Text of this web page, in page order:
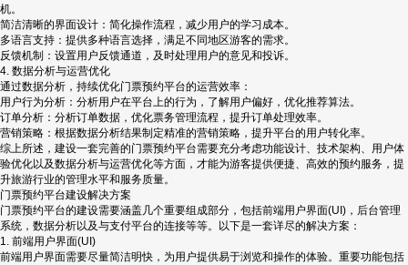
机。
简洁清晰的界面设计：简化操作流程，减少用户的学习成本。
多语言支持：提供多种语言选择，满足不同地区游客的需求。
反馈机制：设置用户反馈通道，及时处理用户的意见和投诉。
4. 数据分析与运营优化
通过数据分析，持续优化门票预约平台的运营效率：
用户行为分析：分析用户在平台上的行为，了解用户偏好，优化推荐算法。
订单分析：分析订单数据，优化票务管理流程，提升订单处理效率。
营销策略：根据数据分析结果制定精准的营销策略，提升平台的用户转化率。
综上所述，建设一套完善的门票预约平台需要充分考虑功能设计、技术架构、用户体
验优化以及数据分析与运营优化等方面，才能为游客提供便捷、高效的预约服务，提
升旅游行业的管理水平和服务质量。
门票预约平台建设解决方案
门票预约平台的建设需要涵盖几个重要组成部分，包括前端用户界面(UI)，后台管理
系统，数据分析以及与支付平台的连接等等。以下是一套详尽的解决方案：
1. 前端用户界面(UI)
前端用户界面需要尽量简洁明快，为用户提供易于浏览和操作的体验。重要功能包括